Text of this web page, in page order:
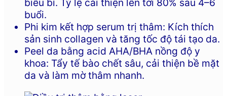
biểu bì. Tỷ lệ cải thiện lên tới 80% sau 4–6
buổi.
Phi kim kết hợp serum trị thâm: Kích thích
sản sinh collagen và tăng tốc độ tái tạo da.
Peel da bằng acid AHA/BHA nồng độ y
khoa: Tẩy tế bào chết sâu, cải thiện bề mặt
da và làm mờ thâm nhanh.